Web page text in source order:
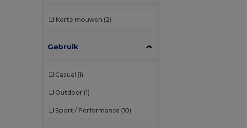
Korte mouwen (2)
Gebruik
Casual (1)
Outdoor (1)
Sport / Performance (10)